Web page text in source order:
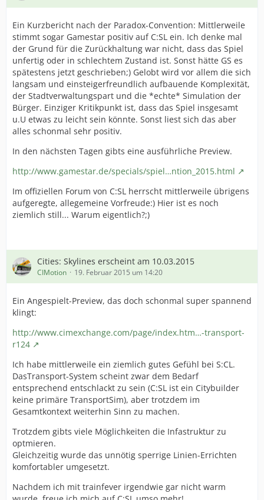
Ein Kurzbericht nach der Paradox-Convention: Mittlerweile
stimmt sogar Gamestar positiv auf C:SL ein. Ich denke mal
der Grund für die Zurückhaltung war nicht, dass das Spiel
unfertig oder in schlechtem Zustand ist. Sonst hätte GS es
spätestens jetzt geschrieben;) Gelobt wird vor allem die sich
langsam und einsteigerfreundlich aufbauende Komplexität,
der Stadtverwaltungspart und die *echte* Simulation der
Bürger. Einziger Kritikpunkt ist, dass das Spiel insgesamt
u.U etwas zu leicht sein könnte. Sonst liest sich das aber
alles schonmal sehr positiv.
In den nächsten Tagen gibts eine ausführliche Preview.
http://www.gamestar.de/specials/spiel…ntion_2015.html
Im offiziellen Forum von C:SL herrscht mittlerweile übrigens
aufgeregte, allegemeine Vorfreude:) Hier ist es noch
ziemlich still... Warum eigentlich?;)
Cities: Skylines erscheint am 10.03.2015
CIMotion 19. Februar 2015 um 14:20
Ein Angespielt-Preview, das doch schonmal super spannend
klingt:
http://www.cimexchange.com/page/index.htm…-transport-
r124
Ich habe mittlerweile ein ziemlich gutes Gefühl bei S:CL.
DasTransport-System scheint zwar dem Bedarf
entsprechend entschlackt zu sein (C:SL ist ein Citybuilder
keine primäre TransportSim), aber trotzdem im
Gesamtkontext weiterhin Sinn zu machen.
Trotzdem gibts viele Möglichkeiten die Infastruktur zu
optmieren.
Gleichzeitig wurde das unnötig sperrige Linien-Errichten
komfortabler umgesetzt.
Nachdem ich mit trainfever irgendwie gar nicht warm